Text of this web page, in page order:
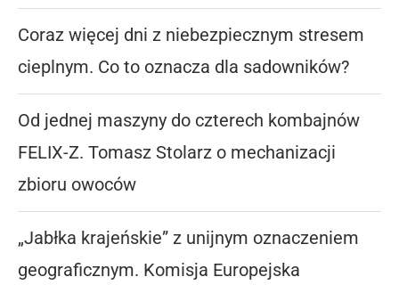
Coraz więcej dni z niebezpiecznym stresem
cieplnym. Co to oznacza dla sadowników?
Od jednej maszyny do czterech kombajnów
FELIX-Z. Tomasz Stolarz o mechanizacji
zbioru owoców
„Jabłka krajeńskie” z unijnym oznaczeniem
geograficznym. Komisja Europejska